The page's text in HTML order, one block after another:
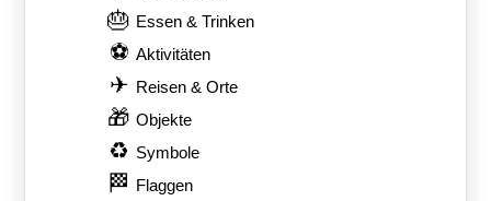
🎂 Essen & Trinken
⚽ Aktivitäten
✈ Reisen & Orte
🎁 Objekte
♻ Symbole
🏁 Flaggen